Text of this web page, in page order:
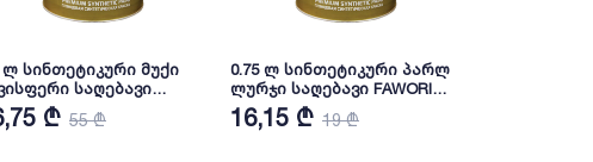
ლ სინთეტიკური მუქი
საღებავი
Premium
₾ 55 ₾
0.75 ლ სინთეტიკური პარლ
ლურჯი საღებავი FAWORI
Premium
16,15 ₾ 19 ₾